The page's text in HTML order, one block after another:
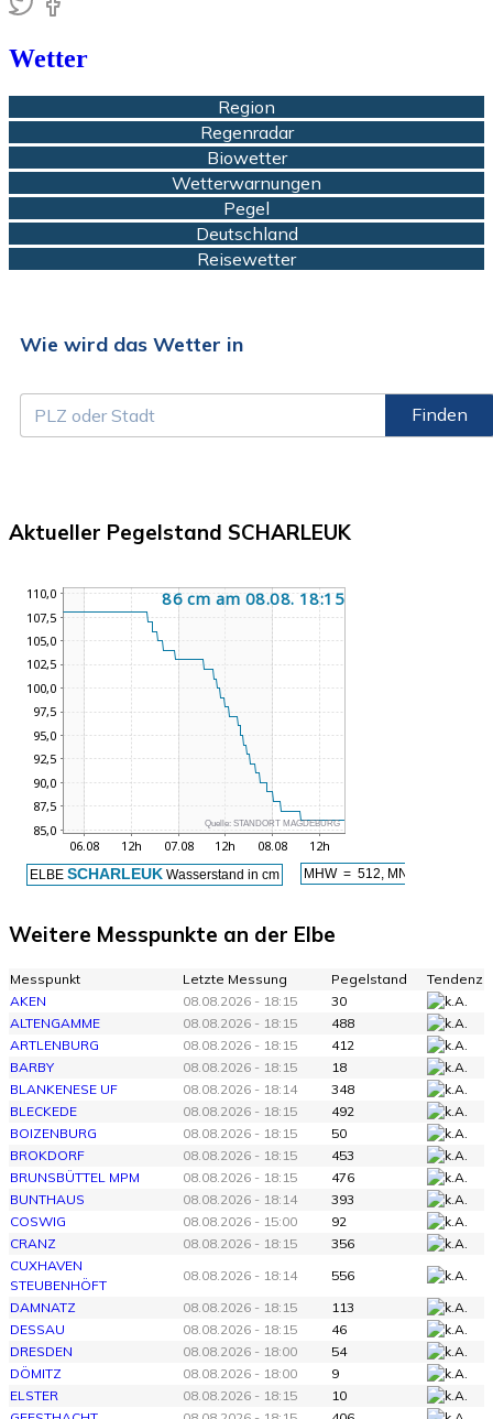
Wetter
Region
Regenradar
Biowetter
Wetterwarnungen
Pegel
Deutschland
Reisewetter
Wie wird das Wetter in
Finden
Aktueller Pegelstand SCHARLEUK
Weitere Messpunkte an der Elbe
Messpunkt Letzte Messung Pegelstand
Tendenz
AKEN
08.08.2026 - 18:15
30
ALTENGAMME
08.08.2026 - 18:15
488
ARTLENBURG
08.08.2026 - 18:15
412
BARBY
08.08.2026 - 18:15
18
BLANKENESE UF
08.08.2026 - 18:14
348
BLECKEDE
08.08.2026 - 18:15
492
BOIZENBURG
08.08.2026 - 18:15
50
BROKDORF
08.08.2026 - 18:15
453
BRUNSBÜTTEL MPM
08.08.2026 - 18:15
476
BUNTHAUS
08.08.2026 - 18:14
393
COSWIG
08.08.2026 - 15:00
92
CRANZ
08.08.2026 - 18:15
356
CUXHAVEN
STEUBENHÖFT
08.08.2026 - 18:14
556
DAMNATZ
08.08.2026 - 18:15
113
DESSAU
08.08.2026 - 18:15
46
DRESDEN
08.08.2026 - 18:00
54
DÖMITZ
08.08.2026 - 18:00
9
ELSTER
08.08.2026 - 18:15
10